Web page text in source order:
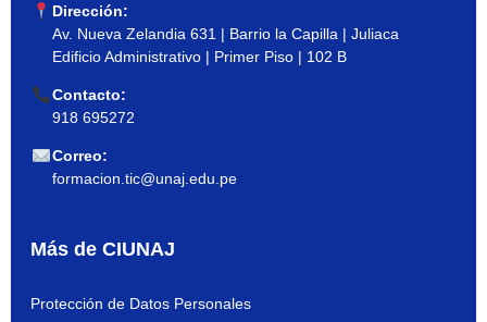
Dirección:
Av. Nueva Zelandia 631 | Barrio la Capilla | Juliaca
Edificio Administrativo | Primer Piso | 102 B
Contacto:
918 695272
Correo:
formacion.tic@unaj.edu.pe
Más de CIUNAJ
Protección de Datos Personales